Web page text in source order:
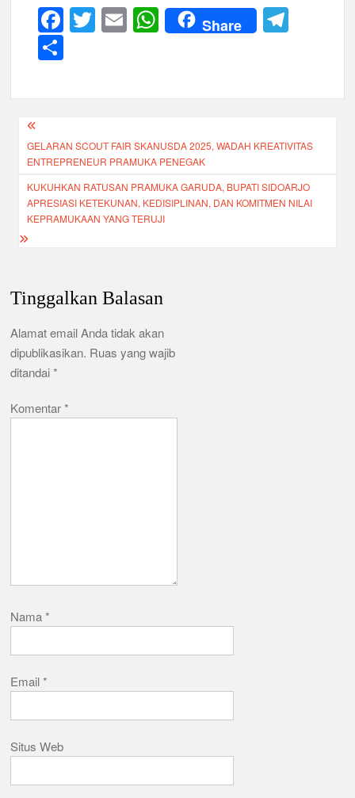
F
a
e
o
o
k
T
wi
er
E
m
W
h
s
p
p
Share
gr
m
ar
Navigasi
pos
GELARAN SCOUT FAIR SKANUSDA 2025, WADAH KREATIVITAS
ENTREPRENEUR PRAMUKA PENEGAK
KUKUHKAN RATUSAN PRAMUKA GARUDA, BUPATI SIDOARJO
APRESIASI KETEKUNAN, KEDISIPLINAN, DAN KOMITMEN NILAI
KEPRAMUKAAN YANG TERUJI
Tinggalkan Balasan
Alamat email Anda tidak akan
dipublikasikan. Ruas yang wajib
ditandai*
Komentar*
Nama*
Email*
Situs Web